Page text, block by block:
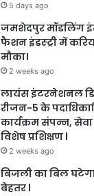
5 days ago
जमशेदपुर मॉडलिंग
फैशन इंडस्ट्री में
मौका।
2 weeks ago
लायंस इंटरनेशनल
रीजन-5 के
कार्यक्रम संपन्न,
विशेष प्रशिक्षण l
2 weeks ago
बिजली का बिल
बेहतर l